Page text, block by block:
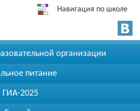
Навигация по школе
организации
питание
ГИА-2025